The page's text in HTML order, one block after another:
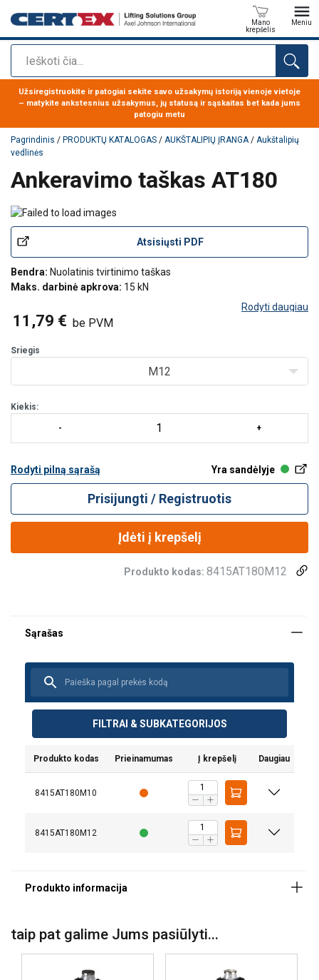
Paieška
Mano
krepšelis
Meniu
Produktas buvo pridėtas prie jūsų užklausos
Užsiregistruokite ir patogiai sekite savo užsakymų istoriją vienoje vietoje
– matykite ankstesnius užsakymus, jų statusą ir sąskaitas bet kada jums
patogiu metu
Pagrindinis / PRODUKTŲ KATALOGAS / AUKŠTALIPIŲ ĮRANGA/ Aukštalipių
vedlinės
Ankeravimo taškas AT180
Atsisiųsti PDF
Bendra: Nuolatinis tvirtinimo taškas
Maks. darbinė apkrova: 15 kN
Rodyti daugiau
11,79 € be PVM
Sriegis
M12
Kiekis:
Rodyti pilną sąrašą Yra sandėlyje
Prisijungti / Registruotis
Įdėti į krepšelį
Produkto kodas: 8415AT180M12
FILTRAI & SUBKATEGORIJOS
Produkto kodas Prieinamumas Į krepšelį Daugiau
8415AT180M10
8415AT180M12
Medžiaga:
Standartas:
taip pat galime Jums pasiūlyti...